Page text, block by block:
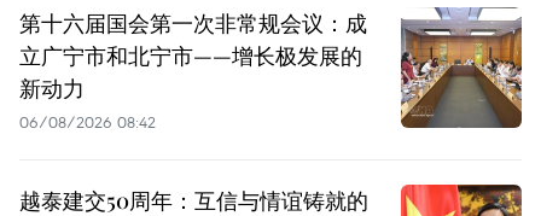
第十六届国会第一次非常规会议：成
立广宁市和北宁市——增长极发展的
新动力
06/08/2026 08:42
越泰建交50周年：互信与情谊铸就的